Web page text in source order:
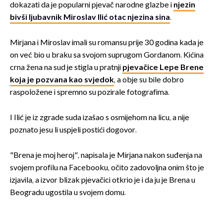
dokazati da je popularni pjevač narodne glazbe i njezin
bivši ljubavnik Miroslav Ilić otac njezina sina.
Mirjana i Miroslav imali su romansu prije 30 godina kada je
on već bio u braku sa svojom suprugom Gordanom. Kićina
crna žena na sud je stigla u pratnji pjevačice Lepe Brene
koja je pozvana kao svjedok, a obje su bile dobro
raspoložene i spremno su pozirale fotografima.
I Ilić je iz zgrade suda izašao s osmijehom na licu, a nije
poznato jesu li uspjeli postići dogovor.
"Brena je moj heroj", napisala je Mirjana nakon suđenja na
svojem profilu na Facebooku, očito zadovoljna onim što je
izjavila, a izvor blizak pjevačici otkrio je i da ju je Brena u
Beogradu ugostila u svojem domu.